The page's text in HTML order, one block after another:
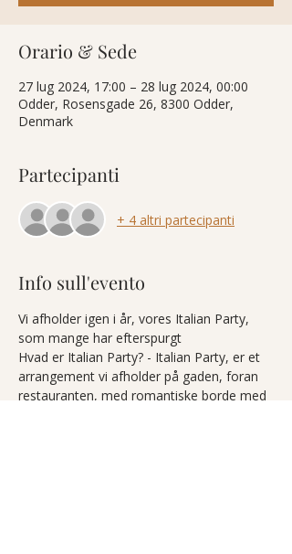
Orario & Sede
27 lug 2024, 17:00 – 28 lug 2024, 00:00
Odder, Rosensgade 26, 8300 Odder,
Denmark
Partecipanti
+ 4 altri partecipanti
Info sull'evento
Vi afholder igen i år, vores Italian Party,
som mange har efterspurgt
Hvad er Italian Party? - Italian Party, er et
arrangement vi afholder på gaden, foran
restauranten, med romantiske borde med